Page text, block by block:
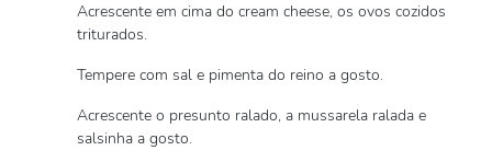
Acrescente em cima do cream cheese, os ovos cozidos
triturados.
Tempere com sal e pimenta do reino a gosto.
Acrescente o presunto ralado, a mussarela ralada e
salsinha a gosto.